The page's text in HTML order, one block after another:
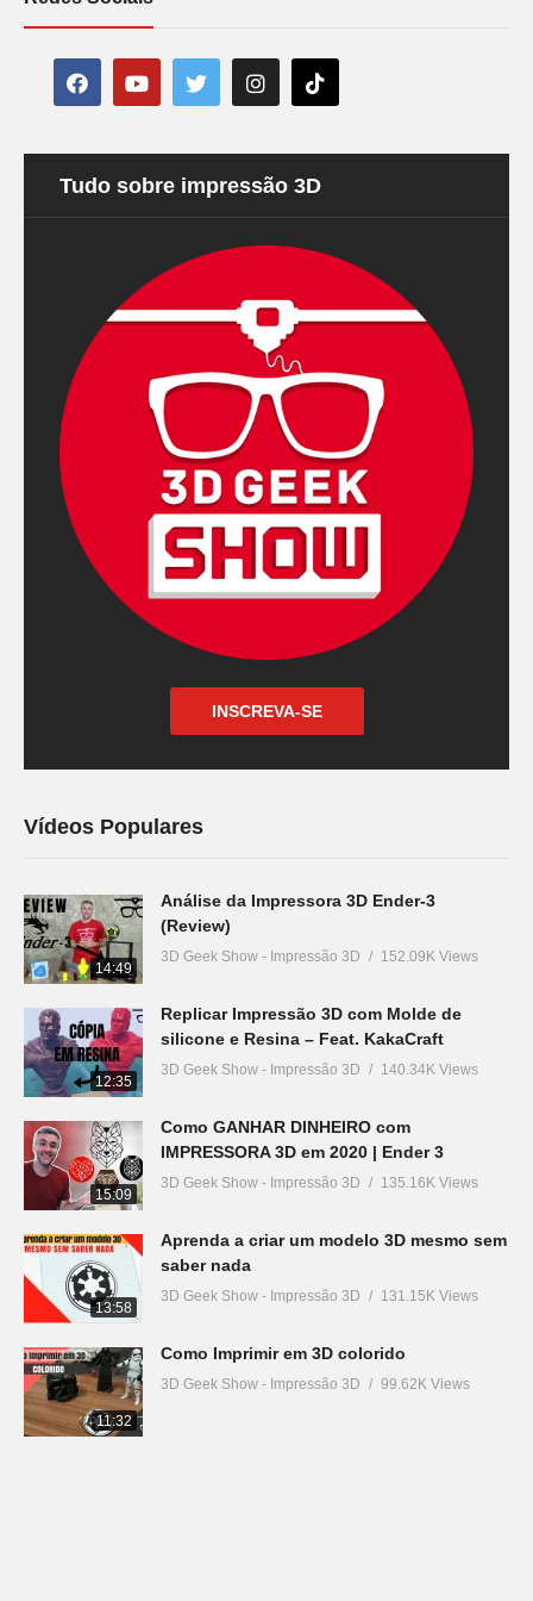
Tudo sobre impressão 3D
INSCREVA-SE
Vídeos Populares
14:49
Análise da Impressora 3D Ender-3
(Review)
3D Geek Show - Impressão 3D 152.09K Views
12:35
Replicar Impressão 3D com Molde de
silicone e Resina – Feat. KakaCraft
3D Geek Show - Impressão 3D 140.34K Views
15:09
Como GANHAR DINHEIRO com
IMPRESSORA 3D em 2020 | Ender 3
3D Geek Show - Impressão 3D 135.16K Views
13:58
Aprenda a criar um modelo 3D mesmo sem
saber nada
3D Geek Show - Impressão 3D 131.15K Views
11:32
Como Imprimir em 3D colorido
3D Geek Show - Impressão 3D 99.62K Views